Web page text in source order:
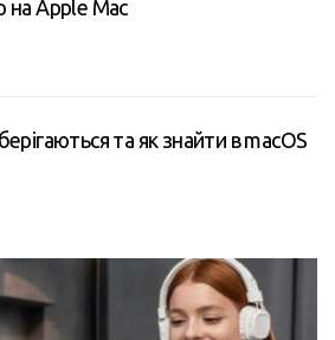
на Apple Mac
та як знайти в macOS